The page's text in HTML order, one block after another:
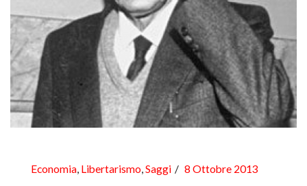
Economia Libertarismo Saggi 8 Ottobre 2013